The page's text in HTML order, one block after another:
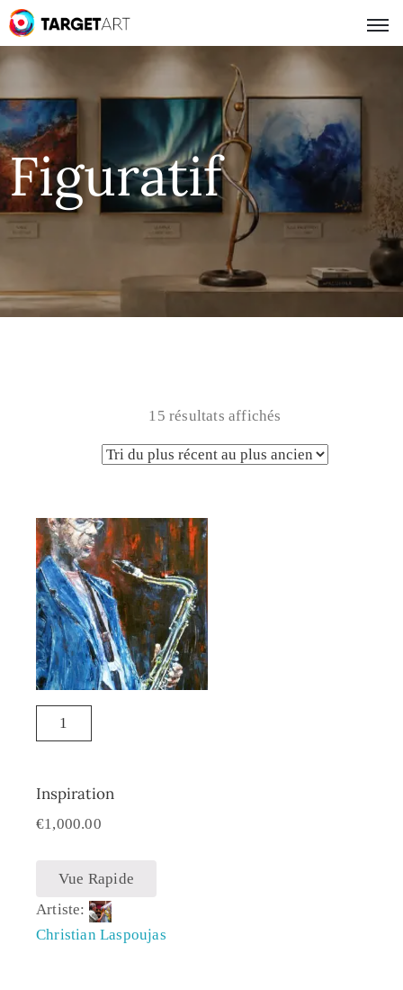
Figuratif
15 résultats affichés
Inspiration
€1,000.00
Vue Rapide
Artiste:
Christian Laspoujas